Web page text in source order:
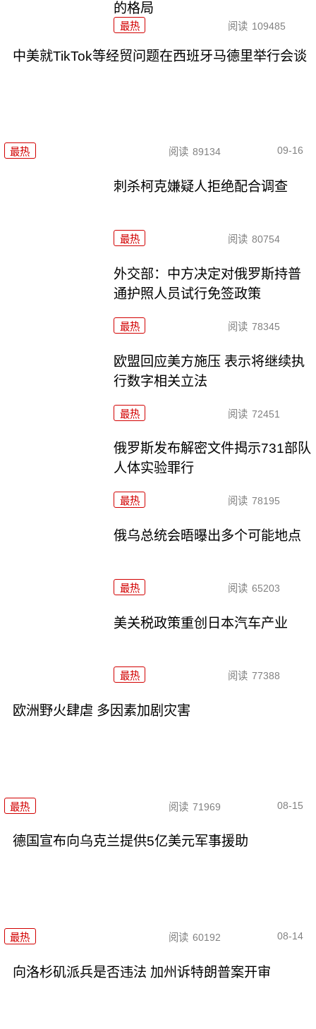
的格局
最热 阅读 109485
中美就TikTok等经贸问题在西班牙马德里举行会谈
最热 阅读 89134 09-16
刺杀柯克嫌疑人拒绝配合调查
最热 阅读 80754
外交部：中方决定对俄罗斯持普
通护照人员试行免签政策
最热 阅读 78345
欧盟回应美方施压 表示将继续执
行数字相关立法
最热 阅读 72451
俄罗斯发布解密文件揭示731部队
人体实验罪行
最热 阅读 78195
俄乌总统会晤曝出多个可能地点
最热 阅读 65203
美关税政策重创日本汽车产业
最热 阅读 77388
欧洲野火肆虐 多因素加剧灾害
最热 阅读 71969 08-15
德国宣布向乌克兰提供5亿美元军事援助
最热 阅读 60192 08-14
向洛杉矶派兵是否违法 加州诉特朗普案开审